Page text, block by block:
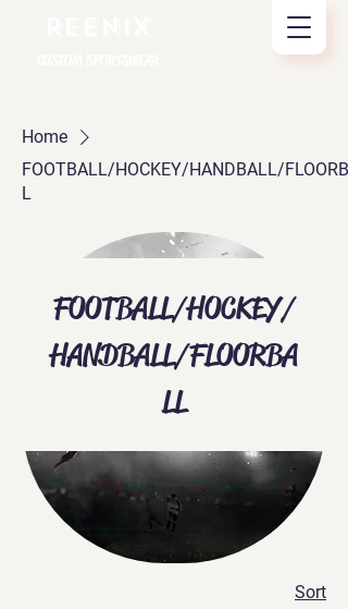
Home
FOOTBALL/HOCKEY/HANDBALL/
L
FOOTBALL/HOCKEY/
HANDBALL/FLOORBA
LL
Sort